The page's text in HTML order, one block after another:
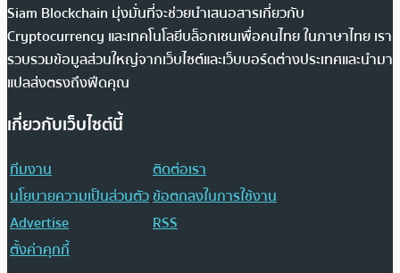
Siam Blockchain มุ่งมั่นที่จะช่วยนำเสนอสารเกี่ยวกับ
Cryptocurrency และเทคโนโลยีบล็อกเชนเพื่อคนไทย ในภาษาไทย เรา
รวบรวมข้อมูลส่วนใหญ่จากเว็บไซต์และเว็บบอร์ดต่างประเทศและนำมา
แปลส่งตรงถึงฟีดคุณ
เกี่ยวกับเว็บไซต์นี้
ทีมงาน
ติดต่อเรา
นโยบายความเป็นส่วนตัวข้อตกลงในการใช้งาน
Advertise
RSS
ตั้งค่าคุกกี้